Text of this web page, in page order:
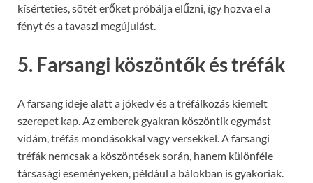
kísérteties, sötét erőket próbálja elűzni, így hozva el a
fényt és a tavaszi megújulást.
5. Farsangi köszöntők és tréfák
A farsang ideje alatt a jókedv és a tréfálkozás kiemelt
szerepet kap. Az emberek gyakran köszöntik egymást
vidám, tréfás mondásokkal vagy versekkel. A farsangi
tréfák nemcsak a köszöntések során, hanem különféle
társasági eseményeken, például a bálokban is gyakoriak.